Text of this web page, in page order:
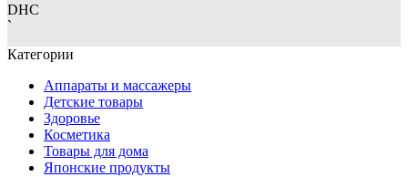
DHC
`
Категории
Аппараты и массажеры
Детские товары
Здоровье
Косметика
Товары для дома
Японские продукты